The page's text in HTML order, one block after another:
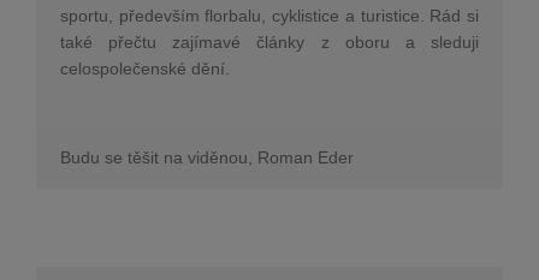
sportu, především florbalu, cyklistice a turistice. Rád si
také přečtu zajímavé články z oboru a sleduji
celospolečenské dění.
Budu se těšit na viděnou, Roman Eder